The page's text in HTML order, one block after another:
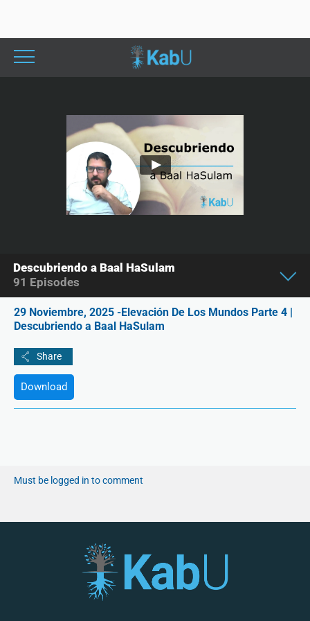
29 Noviembre, 2025 -Elevación De Los Mundos Parte 4 |
Descubriendo a Baal HaSulam
Download
Must be logged in to comment
Descubriendo a Baal HaSulam
91 Episodes